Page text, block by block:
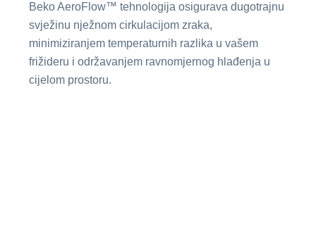
Beko AeroFlow™ tehnologija osigurava dugotrajnu
svježinu nježnom cirkulacijom zraka,
minimiziranjem temperaturnih razlika u vašem
frižideru i održavanjem ravnomjernog hlađenja u
cijelom prostoru.